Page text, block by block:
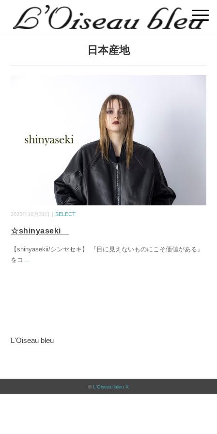
日本産地
2025年10月31日｜SELECT
☆shinyaseki
【shinyasekii/シンヤセキ】 『目に見えないものにこそ価値がある』
をコ
L'Oiseau bleu
© L'Oiseau bleu X